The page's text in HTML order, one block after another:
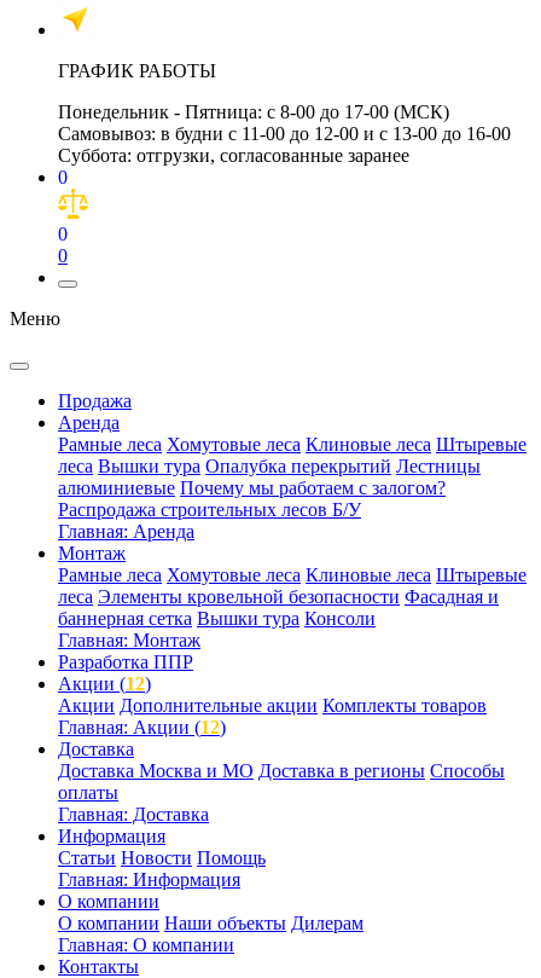
ГРАФИК РАБОТЫ
Понедельник - Пятница: с 8-00 до 17-00 (МСК)
Самовывоз: в будни с 11-00 до 12-00 и с 13-00 до 16-00
Суббота: отгрузки, согласованные заранее
0
0
0
Меню
Продажа
Аренда
Рамные леса Хомутовые леса Клиновые леса Штыревые
леса Вышки тура Опалубка перекрытий Лестницы
алюминиевые Почему мы работаем с залогом?
Распродажа строительных лесов Б/У
Главная: Аренда
Монтаж
Рамные леса Хомутовые леса Клиновые леса Штыревые
леса Элементы кровельной безопасности Фасадная и
баннерная сетка Вышки тура Консоли
Главная: Монтаж
Разработка ППР
Акции (12)
Акции Дополнительные акции Комплекты товаров
Главная: Акции (12)
Доставка
Доставка Москва и МО Доставка в регионы Способы
оплаты
Главная: Доставка
Информация
Статьи Новости Помощь
Главная: Информация
О компании
О компании Наши объекты Дилерам
Главная: О компании
Контакты